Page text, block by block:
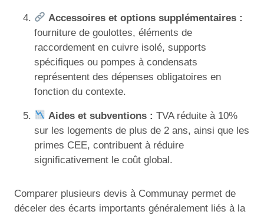
Accessoires et options supplémentaires :
fourniture de goulottes, éléments de
raccordement en cuivre isolé, supports
spécifiques ou pompes à condensats
représentent des dépenses obligatoires en
fonction du contexte.
Aides et subventions : TVA réduite à 10%
sur les logements de plus de 2 ans, ainsi que les
primes CEE, contribuent à réduire
significativement le coût global.
Comparer plusieurs devis à Communay permet de
déceler des écarts importants généralement liés à la